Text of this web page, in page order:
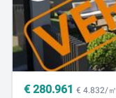
€ 280.961 € 4.832/㎡